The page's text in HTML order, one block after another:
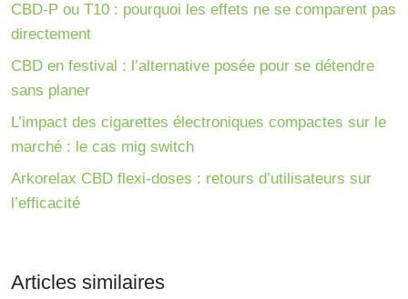
CBD-P ou T10 : pourquoi les effets ne se comparent pas
directement
CBD en festival : l’alternative posée pour se détendre
sans planer
L’impact des cigarettes électroniques compactes sur le
marché : le cas mig switch
Arkorelax CBD flexi-doses : retours d’utilisateurs sur
l’efficacité
Articles similaires